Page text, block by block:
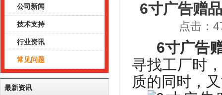
公司新闻
技术支持
行业资讯
常见问题
最新资讯
6寸广告赠
点击：
6寸广告
寻找工厂时
质的同时，